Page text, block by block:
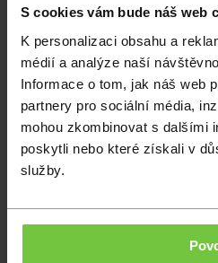
S cookies vám bude náš web
K personalizaci obsahu a
médií a analýze naší
Informace o tom, jak náš web
partnery pro sociální média,
mohou zkombinovat s dalšími
poskytli nebo které získali v
služby.
silovou
cenou.
Poklesly
i
ceny
pohonných
hmot.
Zároveň
lednu
meziročně